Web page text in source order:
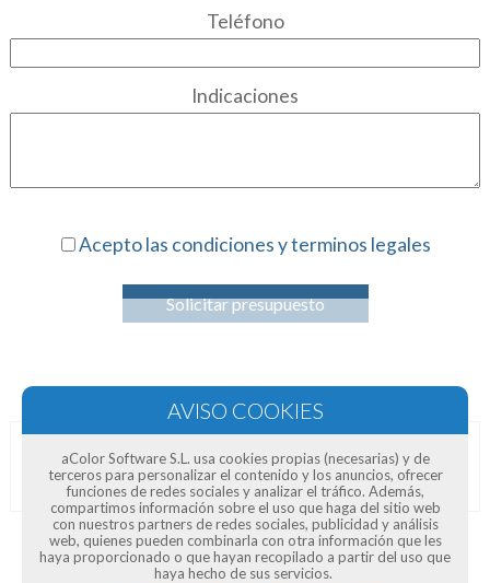
Teléfono
Indicaciones
Acepto las condiciones y terminos legales
Solicitar presupuesto
Opiniones de clientes
aColor Software S.L. usa cookies propias (necesarias) y de
terceros para personalizar el contenido y los anuncios, ofrecer
funciones de redes sociales y analizar el tráfico. Además,
compartimos información sobre el uso que haga del sitio web
con nuestros partners de redes sociales, publicidad y análisis
web, quienes pueden combinarla con otra información que les
haya proporcionado o que hayan recopilado a partir del uso que
haya hecho de sus servicios.